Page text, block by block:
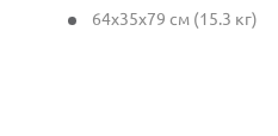
64x35x79 см (15.3 кг)